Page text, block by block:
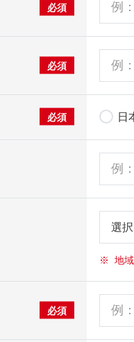
必須
必須
必須 日
※ 地
必須